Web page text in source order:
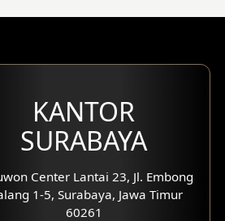
KANTOR
SURABAYA
Center Lantai 23, Jl. Embong
1-5, Surabaya, Jawa Timur
60261